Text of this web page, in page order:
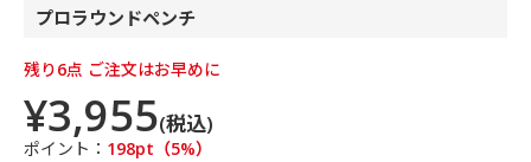
プロラウンドペンチ
残り6点 ご注文はお早めに
¥3,955(税込)
ポイント： 198pt（5%）